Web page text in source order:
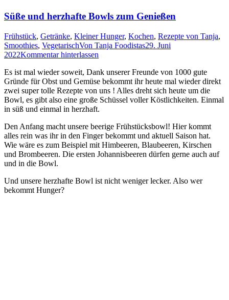
Süße und herzhafte Bowls zum Genießen
Frühstück, Getränke, Kleiner Hunger, Kochen, Rezepte von Tanja,
Smoothies, VegetarischVon Tanja Foodistas29. Juni
2022Kommentar hinterlassen
Es ist mal wie­der soweit, Dank unse­rer Freun­de von 1000 gute
Grün­de für Obst und Gemü­se bekommt ihr heu­te mal wie­der direkt
zwei super tol­le Rezep­te von uns ! Alles dreht sich heu­te um die
Bowl, es gibt also eine gro­ße Schüs­sel vol­ler Köst­lich­kei­ten. Ein­mal
in süß und ein­mal in herzhaft.
Den Anfang macht unse­re beer­i­ge Früh­stücks­bowl! Hier kommt
alles rein was ihr in den Fin­ger bekommt und aktu­ell Sai­son hat.
Wie wäre es zum Bei­spiel mit Him­bee­ren, Blau­bee­ren, Kir­schen
und Brom­bee­ren. Die ers­ten Johan­nis­bee­ren dür­fen ger­ne auch auf
und in die Bowl.
Und unse­re herz­haf­te Bowl ist nicht weni­ger lecker. Also wer
bekommt Hunger?